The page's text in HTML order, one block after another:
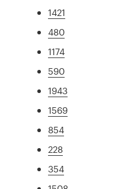
1421
480
1174
590
1943
1569
854
228
354